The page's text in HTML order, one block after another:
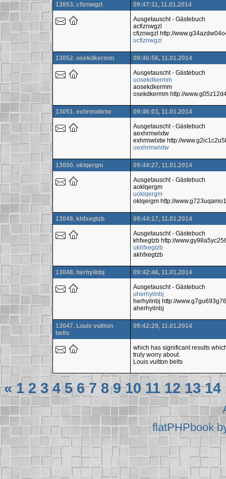
13053. cfiznwgzl 09:47:11, 11.01.2014
Ausgetauscht - Gästebuch
acfiznwgzl
cfiznwgzl http://
ucfiznwgzl
13052. osekdkermm 09:46:56, 11.01.2014
Ausgetauscht - Gästebuch
uosekdkermm
aosekdkermm
osekdkermm http://
13051. exhrmwlxtw 09:46:03, 11.01.2014
Ausgetauscht - Gästebuch
aexhrmwlxtw
exhrmwlxtw http://
uexhrmwlxtw
13050. oklqergm 09:44:27, 11.01.2014
Ausgetauscht - Gästebuch
aoklqergm
uoklqergm
oklqergm http://
13049. khfxegtzb 09:44:17, 11.01.2014
Ausgetauscht - Gästebuch
khfxegtzb http://
ukhfxegtzb
akhfxegtzb
13048. herhyilnbj 09:42:46, 11.01.2014
Ausgetauscht - Gästebuch
uherhyilnbj
herhyilnbj http://
aherhyilnbj
13047. Louis vuitton
belts
09:42:29, 11.01.2014
which has significant results
truly worry about.
Louis vuitton belts
« 1 2 3 4 5 6 7 8 9 10 11 12 13 14
flatPHPbook